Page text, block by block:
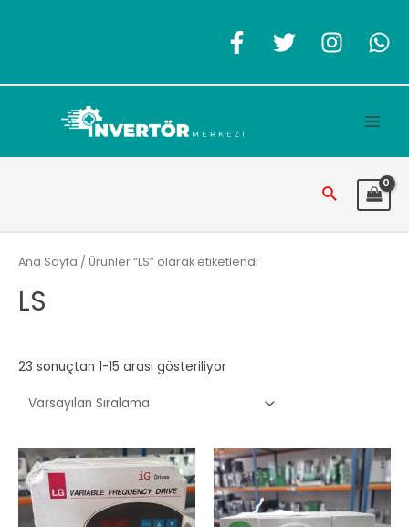
Arama
Ana Sayfa / Ürünler “LS” olarak etiketlendi
LS
23 sonuçtan 1-15 arası gösteriliyor